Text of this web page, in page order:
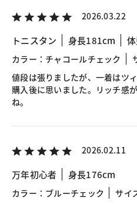
2026.03.22
トニスタン 身長181cm
カラー：チャコールチェック
値段は張りましたが、一着はツ
購入後に思いました。リッチ感
ね。
2026.02.11
万年初心者 身長176cm
カラー：ブルーチェック
サイ